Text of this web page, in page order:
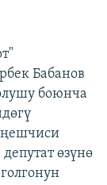
Бабанов
боюнча
өзүнө